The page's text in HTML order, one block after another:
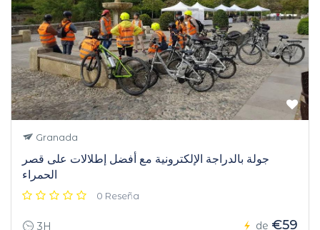
Granada
جولة بالدراجة الإلكترونية مع أفضل إطلالات على قصر
الحمراء
0 Reseña
3H de €59